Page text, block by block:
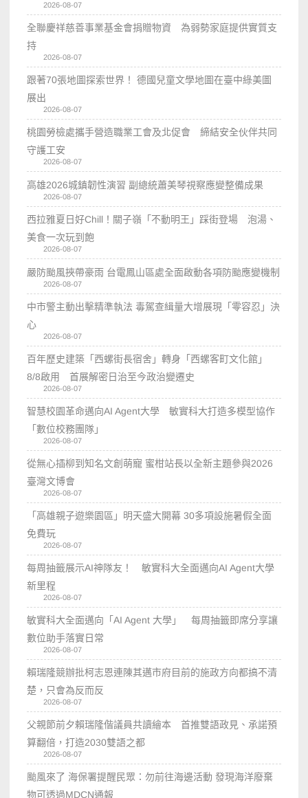
2026-08-07
全聯慶祥慈善事業基金會捐贈物資 為弱勢家庭提供實質支
持
2026-08-07
跟著70張地圖探索世界！ 德國兒童文學地圖在臺中綠美圖
展出
2026-08-07
桃園勞檢處攜手營造職業工會及北促會 締結安全伙伴共同
守護工安
2026-08-07
高雄2026城鎮韌性演習 副總統蕭美琴視察應變整備成果
2026-08-07
西拉雅夏日好Chill！關子嶺「不動明王」踩街登場 泡湯、
美食一次玩到飽
2026-08-07
嚴防颱風挾帶豪雨 台電鳳山區處全面啟動各項防颱應變機制
2026-08-07
中市警主動出擊精準執法 毒駕查緝量大增展現「零容忍」決
心
2026-08-07
百年歷史建築「西螺街長宿舍」轉身「西螺客町文化館」
8/8啟用 首展解密日治至今政治變遷史
2026-08-07
智慧校園革命邁向AI Agent大學 敏實科大打造多模型協作
「數位校務團隊」
2026-08-07
從無心插柳到知名文創萌寵 蜜柑站長以全新主題參與2026
臺灣文博會
2026-08-07
「高雄親子遊樂園區」明天盛大開幕 30多項設施暑假全面
免費玩
2026-08-07
每周抽籤展示AI神隊友！ 敏實科大全面邁向AI Agent大學
新里程
2026-08-07
敏實科大全面邁向「AI Agent 大學」 每周抽籤即席分享讓
數位助手落實日常
2026-08-07
賴瑞隆競辦批柯志恩連陳其邁市府目前的施政方向都搞不清
楚，只會為反而反
2026-08-07
父親節前夕賴瑞隆偕議員共讀繪本 首推雙語政見、承諾預
算翻倍，打造2030雙語之都
2026-08-07
颱風來了 海保署提醒民眾：勿前往海邊活動 發現海洋廢棄
物可透過MDCN通報